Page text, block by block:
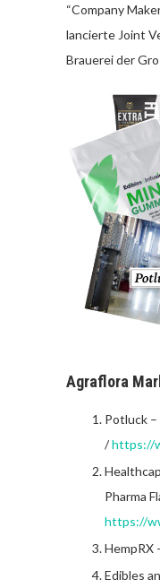
“Company
lancierte Joint
Brauerei der
Agraflora
Potluck
/https://
Pharma
https://
HempRX
Edibles